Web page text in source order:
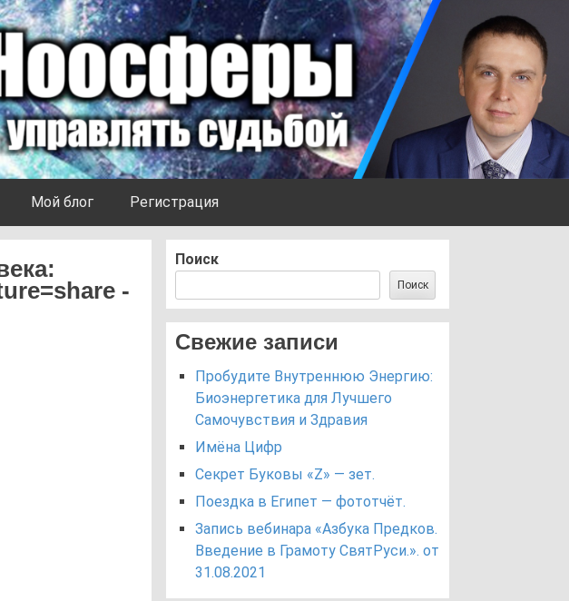
Мой блог Регистрация
-
Поиск
Поиск
Свежие записи
Пробудите Внутреннюю Энергию:
Биоэнергетика для Лучшего
Самочувствия и Здравия
Имёна Цифр
Секрет Буковы «Z» — зет.
Поездка в Египет — фототчёт.
Запись вебинара «Азбука Предков.
Введение в Грамоту СвятРуси.». от
31.08.2021